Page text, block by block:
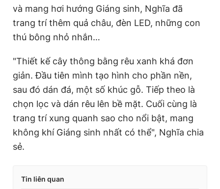
và mang hơi hướng Giáng sinh, Nghĩa đã
trang trí thêm quả châu, đèn LED, những con
thú bông nhỏ nhắn…
"Thiết kế cây thông bằng rêu xanh khá đơn
giản. Đầu tiên mình tạo hình cho phần nền,
sau đó dán đá, một số khúc gỗ. Tiếp theo là
chọn lọc và dán rêu lên bề mặt. Cuối cùng là
trang trí xung quanh sao cho nổi bật, mang
không khí Giáng sinh nhất có thể", Nghĩa chia
sẻ.
Tin liên quan